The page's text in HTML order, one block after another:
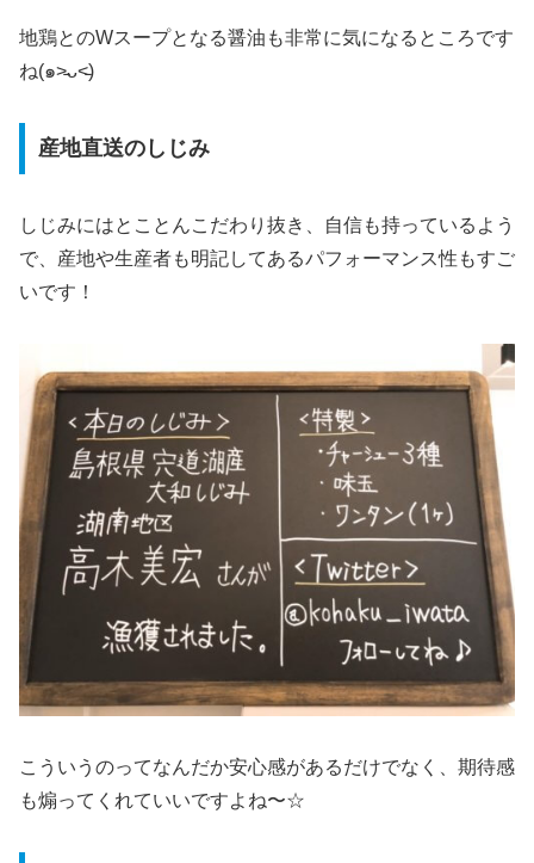
地鶏とのWスープとなる醤油も非常に気になるところです
ね(๑˃̵ᴗ˂̵)
産地直送のしじみ
しじみにはとことんこだわり抜き、自信も持っているよう
で、産地や生産者も明記してあるパフォーマンス性もすご
いです！
こういうのってなんだか安心感があるだけでなく、期待感
も煽ってくれていいですよね〜☆